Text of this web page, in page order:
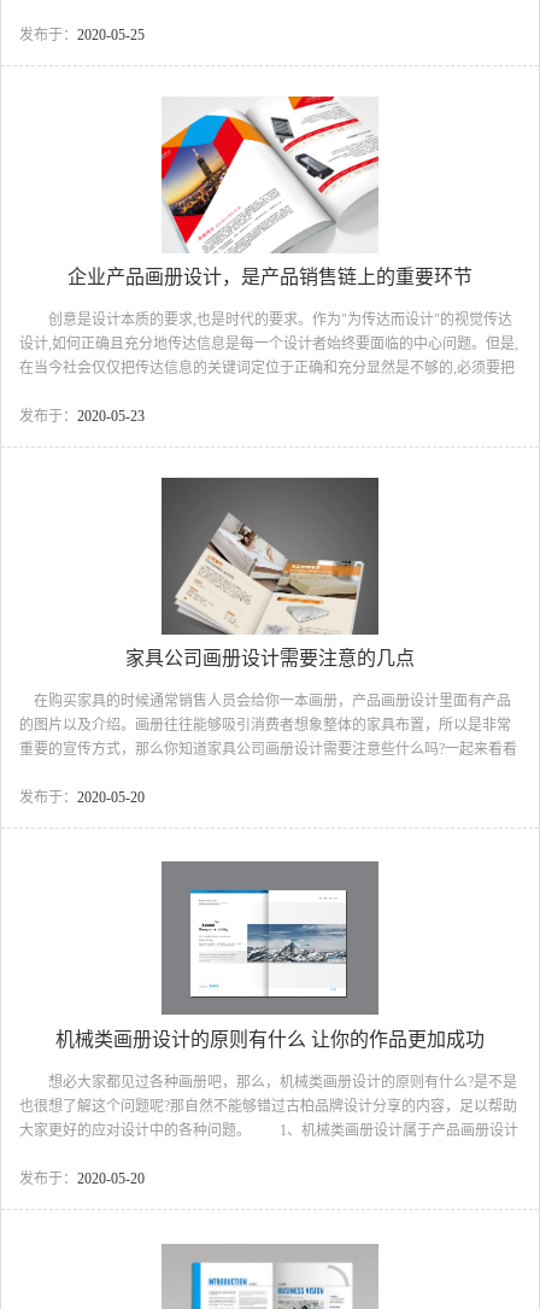
绍。其中品牌是产品的识别标志，文案是剖析产品的钥匙，而产品则是被传达
键。 画册设计的表现手法众多，从创意构思上说，有直接表达法和间接表达法;
从表达手段上说，有摄影写实法也有绘画抽象法。 西乡...
发布于： 2020-05-25
企业产品画册设计，是产品销售链上的重要环节
创意是设计本质的要求,也是时代的要求。作为"为传达而设计"的视觉传达
设计,如何正确且充分地传达信息是每一个设计者始终要面临的中心问题。但是,
在当今社会仅仅把传达信息的关键词定位于正确和充分显然是不够的,必须要把
充分地传达信息。企业产品画册设计的创意要首先确立主题,且在确定主题时要
发布于： 2020-05-23
家具公司画册设计需要注意的几点
在购买家具的时候通常销售人员会给你一本画册，产品画册设计里面有产品
的图片以及介绍。画册往往能够吸引消费者想象整体的家具布置，所以是非常
重要的宣传方式，那么你知道家具公司画册设计需要注意些什么吗?一起来看看
家具画册的美观度的影响很大，如果没有高质量好的图片，无论怎么做，画册
性经选择的，给人一种高端大气感觉，整个版面不会谈单...
发布于： 2020-05-20
机械类画册设计的原则有什么 让你的作品更加成功
想必大家都见过各种画册吧，那么，机械类画册设计的原则有什么?是不是
也很想了解这个问题呢?那自然不能够错过古柏品牌设计分享的内容，足以帮助
大家更好的应对设计中的各种问题。 1、机械类画册设计属于产品画册设计
及企业的风貌、理念、和谐的图片或优美文字，富有创意，有可赏性，组合成
装画册时，高明的模特要利用身体语言尽量表现设计师...
发布于： 2020-05-20